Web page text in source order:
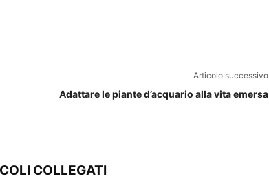
Articolo successivo
Adattare le piante d’acquario alla vita emersa
COLLEGATI